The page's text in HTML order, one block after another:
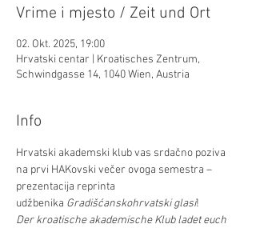
Vrime i mjesto / Zeit und Ort
02. Okt. 2025, 19:00
Hrvatski centar | Kroatisches Zentrum,
Schwindgasse 14, 1040 Wien, Austria
Info
Hrvatski akademski klub vas srdačno poziva
na prvi HAKovski večer ovoga semestra –
prezentacija reprinta
udžbenika Gradišćanskohrvatski glasi!
Der kroatische akademische Klub ladet euch